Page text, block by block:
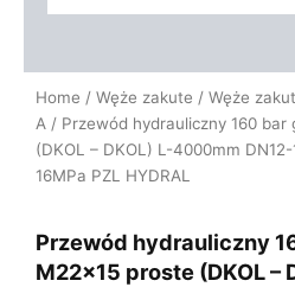
Home / Węże zakute / Węże
A / Przewód hydrauliczny 160
(DKOL – DKOL) L-4000mm
16MPa PZL HYDRAL
Przewód hydrauliczny
M22x15 proste (DKOL –